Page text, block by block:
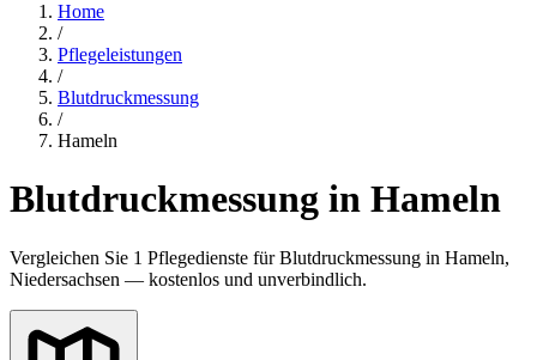
Home
/
Pflegeleistungen
/
Blutdruckmessung
/
Hameln
Blutdruckmessung in Hameln
Vergleichen Sie 1 Pflegedienste für Blutdruckmessung in Hameln,
Niedersachsen — kostenlos und unverbindlich.